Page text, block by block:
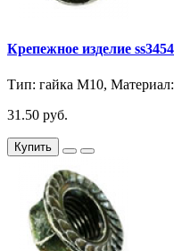
Крепежное изделие ss3454
Тип: гайка М10,
31.50 руб.
Купить